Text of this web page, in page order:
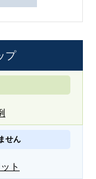
プ
せん
ト